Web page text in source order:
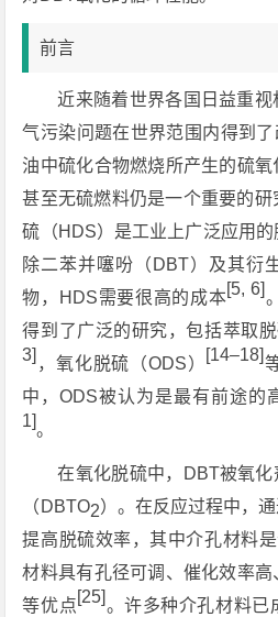
前言
近来随着世界各国日益重
气污染问题在世界范围内得到了
油中硫化合物燃烧所产生的硫
甚至无硫燃料仍是一个重要的研
硫（HDS）是工业上广泛应用的
除二苯并噻吩（DBT）及其衍
物，HDS需要很高的成本[5, 6]
得到了广泛的研究，包括萃取
3] ，氧化脱硫（ODS） [14–18]
中，ODS被认为是最有前途的
1]。
在氧化脱硫中，DBT被氧化
（DBTO2）。在反应过程中，
提高脱硫效率，其中介孔材料
材料具有孔径可调、催化效率
等优点[25]。许多种介孔材料已